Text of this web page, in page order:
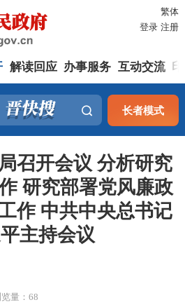
繁体
登录 注册
解读回应 办事服务 互动交流
长者模式
召开会议 分析研究
研究部署党风廉政
作 中共中央总书记
主持会议
量：68